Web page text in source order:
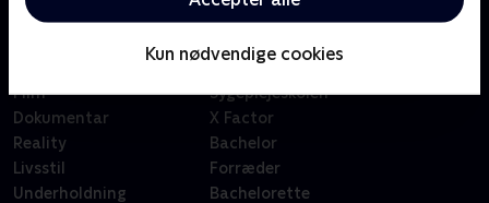
Kun nødvendige cookies
Kategorier
Film
Dokumentar
Reality
Livsstil
Underholdning
Badehotellet
Sygeplejeskolen
X Factor
Bachelor
Forræder
Bachelorette